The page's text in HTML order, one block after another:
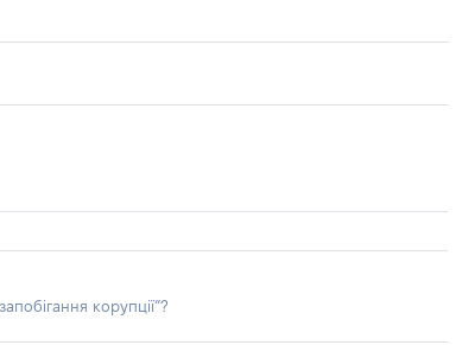
корупції”?